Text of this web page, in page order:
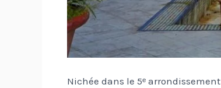
Nichée dans le 5ᵉ